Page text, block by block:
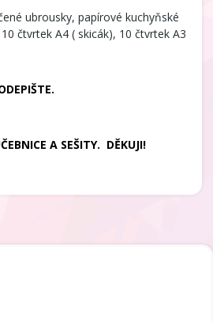
ubrousky, papírové kuchyňské
čtvrtek A4 ( skicák), 10 čtvrtek A3
A SEŠITY. DĚKUJI!